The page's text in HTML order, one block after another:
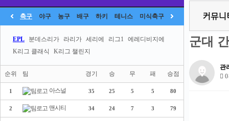
축구 야구 농구 배구 하키 테니스 미식축구
EPL 분데스리가 라리가 세리에 리그1
에레디비지에
K리그 클래식
K리그 챌린지
순위 팀 경기 승 무 패 승점
1 아스널 35 25 5 5 80
2 맨시티 34 24 7 3 79
군대
관